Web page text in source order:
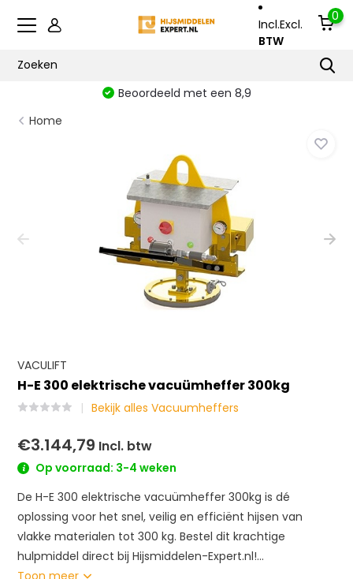
Incl.Excl.
BTW
0
Beoordeeld met een 8,9
Home
VACULIFT
H-E 300 elektrische vacuümheffer 300kg
Bekijk alles Vacuumheffers
€3.144,79 Incl. btw
Op voorraad: 3-4 weken
De H-E 300 elektrische vacuümheffer 300kg is dé
oplossing voor het snel, veilig en efficiënt hijsen van
vlakke materialen tot 300 kg. Bestel dit krachtige
hulpmiddel direct bij Hijsmiddelen-Expert.nl!...
Toon meer